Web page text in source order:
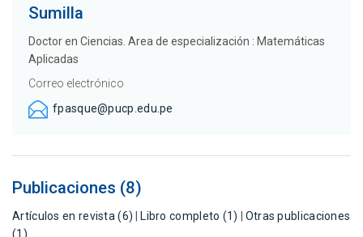
Sumilla
Doctor en Ciencias. Area de especialización : Matemáticas
Aplicadas
Correo electrónico
fpasque@pucp.edu.pe
Publicaciones (8)
Artículos en revista (6) Libro completo (1)
Otras publicaciones
(1)